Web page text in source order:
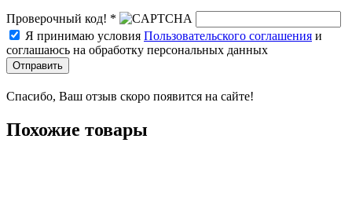
Проверочный код! *
Я принимаю условия Пользовательского соглашения и
соглашаюсь на обработку персональных данных
Отправить
Спасибо, Ваш отзыв скоро появится на сайте!
Похожие товары